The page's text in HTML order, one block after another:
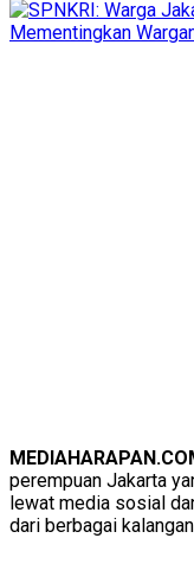
perempuan Jakarta
lewat media sosial
dari berbagai